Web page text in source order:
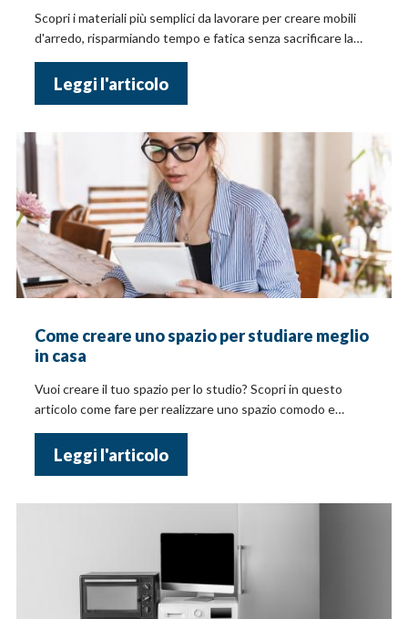
Scopri i materiali più semplici da lavorare per creare mobili
d'arredo, risparmiando tempo e fatica senza sacrificare la
Leggi l'articolo
Come creare uno spazio per studiare meglio
in casa
Vuoi creare il tuo spazio per lo studio? Scopri in questo
articolo come fare per realizzare uno spazio comodo e
Leggi l'articolo